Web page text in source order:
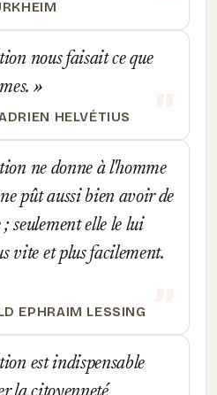
nous faisait ce que
HELVÉTIUS
ne donne à l'homme
pût aussi bien avoir de
seulement elle le lui
vite et plus facilement.
EPHRAIM LESSING
est indispensable